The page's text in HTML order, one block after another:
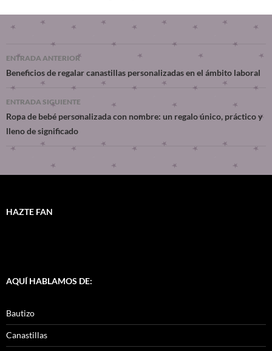
ENTRADA ANTERIOR
Beneficios de regalar canastillas personalizadas en el ámbito laboral
ENTRADA SIGUIENTE
Ropa de bebé personalizada con nombre: un regalo único, práctico y
lleno de significado
HAZTE FAN
AQUÍ HABLAMOS DE:
Bautizo
Canastillas